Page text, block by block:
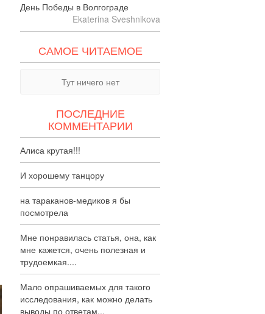
День Победы в Волгограде
Ekaterina Sveshnikova
САМОЕ ЧИТАЕМОЕ
Тут ничего нет
ПОСЛЕДНИЕ
КОММЕНТАРИИ
Алиса крутая!!!
И хорошему танцору
на тараканов-медиков я бы
посмотрела
Мне понравилась статья, она, как
мне кажется, очень полезная и
трудоемкая....
Мало опрашиваемых для такого
исследования, как можно делать
выводы по ответам...